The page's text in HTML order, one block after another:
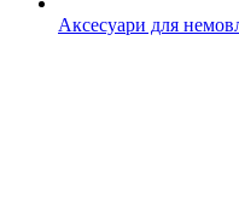
Аксесуари для